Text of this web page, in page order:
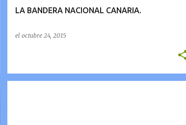
LA BANDERA NACIONAL CANARIA.
el octubre 24, 2015